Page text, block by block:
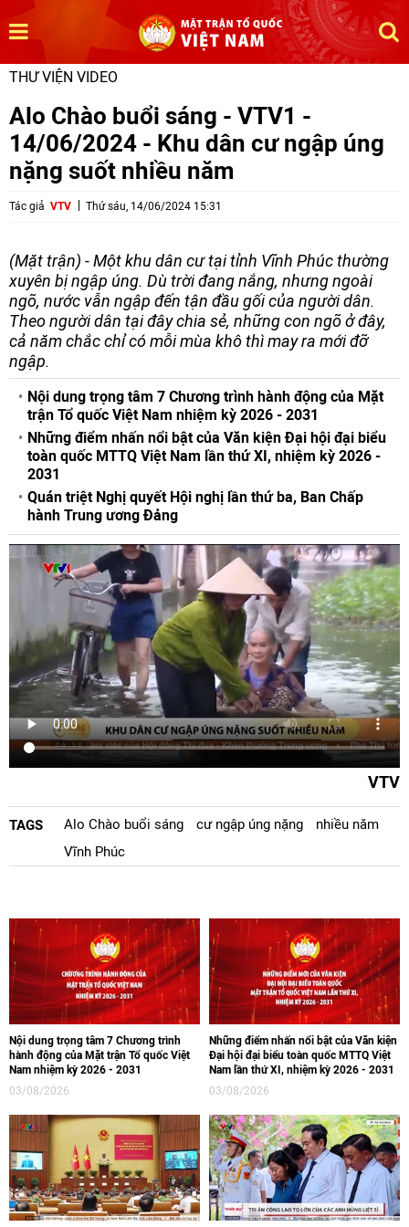
THƯ VIỆN VIDEO
Alo Chào buổi sáng - VTV1 -
14/06/2024 - Khu dân cư ngập úng
nặng suốt nhiều năm
Tác giả VTV Thứ sáu, 14/06/2024 15:31
(Mặt trận) - Một khu dân cư tại tỉnh Vĩnh Phúc thường
xuyên bị ngập úng. Dù trời đang nắng, nhưng ngoài
ngõ, nước vẫn ngập đến tận đầu gối của người dân.
Theo người dân tại đây chia sẻ, những con ngõ ở đây,
cả năm chắc chỉ có mỗi mùa khô thì may ra mới đỡ
ngập.
Nội dung trọng tâm 7 Chương trình hành động của Mặt
trận Tổ quốc Việt Nam nhiệm kỳ 2026 - 2031
Những điểm nhấn nổi bật của Văn kiện Đại hội đại biểu
toàn quốc MTTQ Việt Nam lần thứ XI, nhiệm kỳ 2026 -
2031
Quán triệt Nghị quyết Hội nghị lần thứ ba, Ban Chấp
hành Trung ương Đảng
VTV
TAGS Alo Chào buổi sáng cư ngập úng nặng
nhiều năm
Vĩnh Phúc
Nội dung trọng tâm 7 Chương trình
hành động của Mặt trận Tổ quốc Việt
Nam nhiệm kỳ 2026 - 2031
03/08/2026
Những điểm nhấn nổi bật của Văn kiện
Đại hội đại biểu toàn quốc MTTQ Việt
Nam lần thứ XI, nhiệm kỳ 2026 - 2031
03/08/2026